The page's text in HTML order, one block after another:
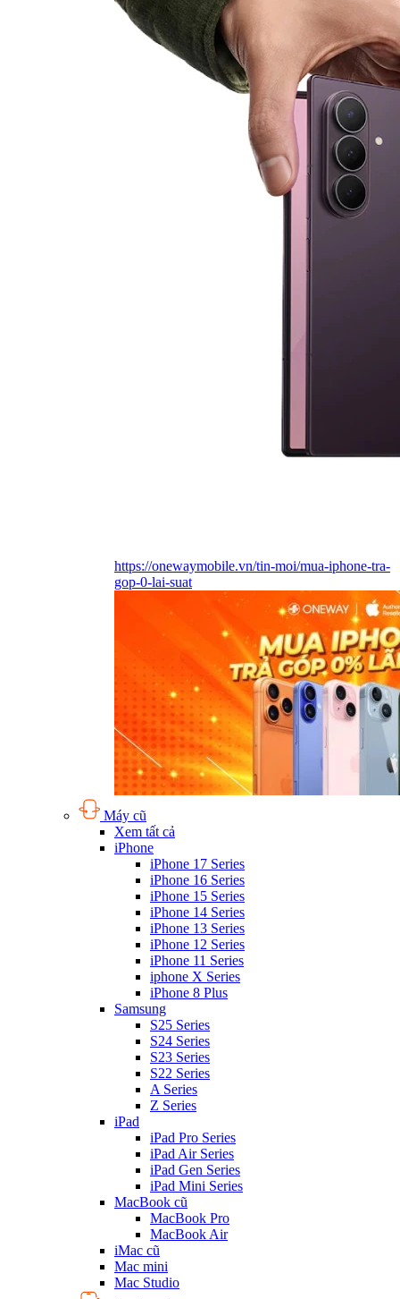
https://onewaymobile.vn/tin-moi/mua-iphone-tra-
gop-0-lai-suat
Máy cũ
Xem tất cả
iPhone
iPhone 17 Series
iPhone 16 Series
iPhone 15 Series
iPhone 14 Series
iPhone 13 Series
iPhone 12 Series
iPhone 11 Series
iphone X Series
iPhone 8 Plus
Samsung
S25 Series
S24 Series
S23 Series
S22 Series
A Series
Z Series
iPad
iPad Pro Series
iPad Air Series
iPad Gen Series
iPad Mini Series
MacBook cũ
MacBook Pro
MacBook Air
iMac cũ
Mac mini
Mac Studio